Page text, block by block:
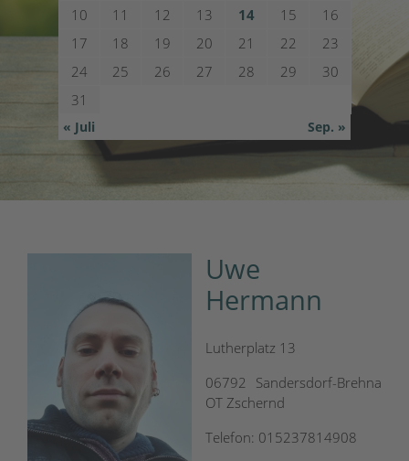
10
11 12 13 14 15
16
17
18 19 20 21 22
23
24
25 26 27 28 29
30
31
« Juli Sep. »
Uwe
Hermann
Lutherplatz 13
06792 Sandersdorf-Brehna
OT Zschernd
Telefon: 015237814908